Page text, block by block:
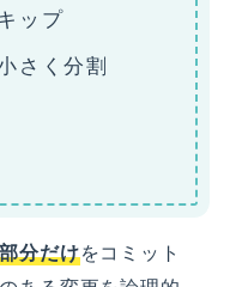
ップ
さく分割
分だけをコミット